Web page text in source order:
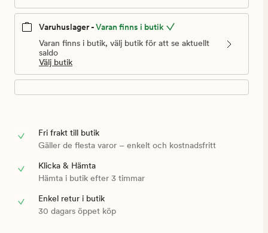
Varuhuslager -Varan finns i butik
Varan finns i butik, välj butik för att se aktuellt
saldo
Välj butik
Fri frakt till butik
Gäller de flesta varor – enkelt och kostnadsfritt
Klicka & Hämta
Hämta i butik efter 3 timmar
Enkel retur i butik
30 dagars öppet köp